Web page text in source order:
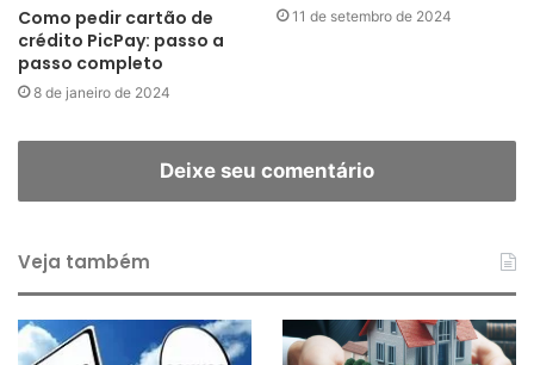
Como pedir cartão de
crédito PicPay: passo a
passo completo
8 de janeiro de 2024
11 de setembro de 2024
Deixe seu comentário
Veja também